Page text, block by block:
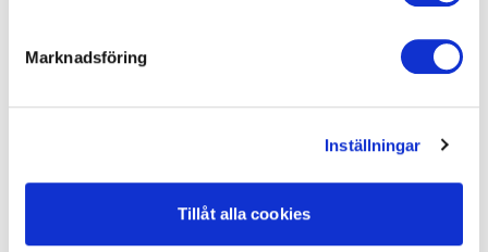
Marknadsföring
Inställningar
Tillåt alla cookies